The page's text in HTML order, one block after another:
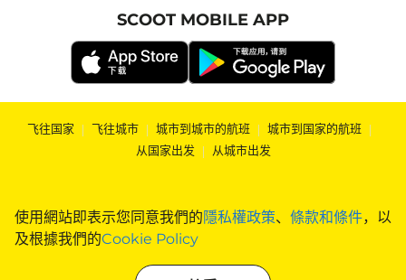
使用網站即表示您同意我們的隱私權政策、 條款和條件，以
及根據我們的Cookie Policy
SCOOT MOBILE APP
飞往国家 | 飞往城市 | 城市到城市的航班 | 城市到国家的航班 |
从国家出发 | 从城市出发